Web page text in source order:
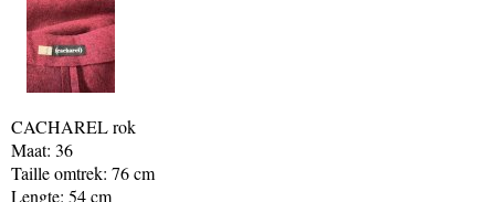
CACHAREL rok
Maat: 36
Taille omtrek: 76 cm
Lengte: 54 cm